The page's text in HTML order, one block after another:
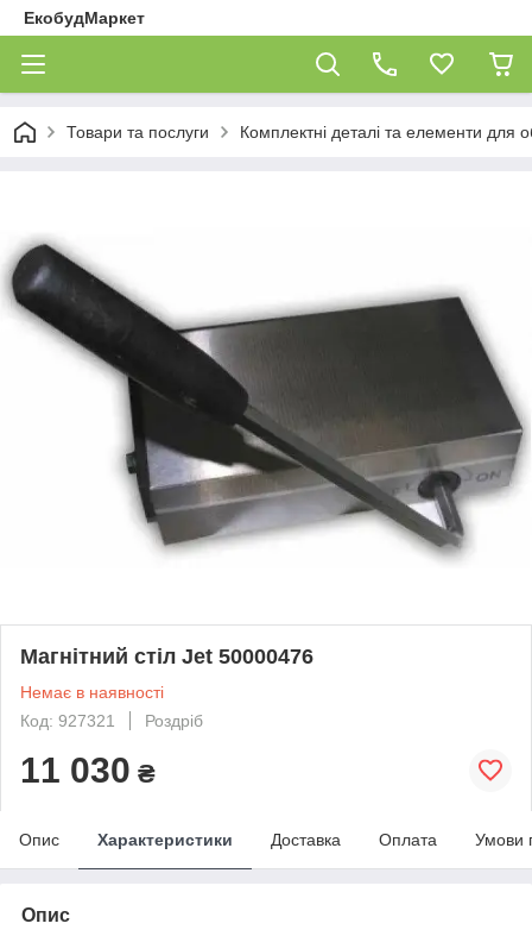
ЕкобудМаркет
Товари та послуги Комплектні деталі та елементи для
Магнітний стіл Jet 50000476
Немає в наявності
Код: 927321
Роздріб
11 030 ₴
Опис Характеристики Доставка Оплата Умови
Опис